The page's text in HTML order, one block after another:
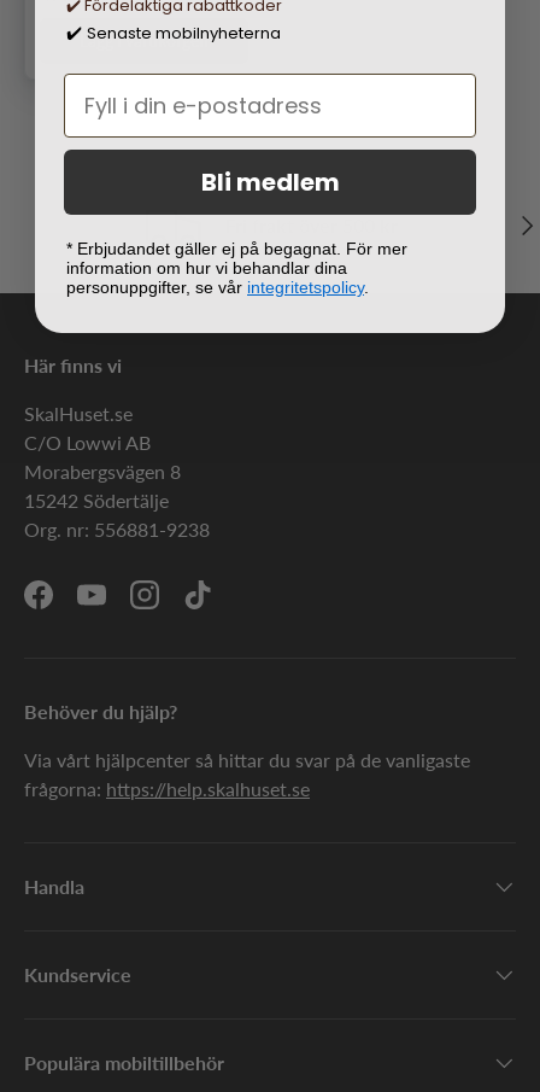
Lägg i varukorgen
Här finns vi
SkalHuset.se
C/O Lowwi AB
Morabergsvägen 8
15242 Södertälje
Org. nr: 556881-9238
FacebookYouTubeInstagramTikTok
Behöver du hjälp?
Via vårt hjälpcenter så hittar du svar på de vanligaste
frågorna: https://help.skalhuset.se
Handla
Kundservice
Populära mobiltillbehör
✔️ Fördelaktiga rabattkoder
✔️ Senaste mobilnyheterna
Bli medlem
* Erbjudandet gäller ej på begagnat. För mer
information om hur vi behandlar dina
personuppgifter, se vår integritetspolicy.